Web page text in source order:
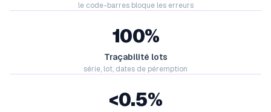
le code-barres bloque les erreurs
100%
Traçabilité lots
série, lot, dates de péremption
<0.5%